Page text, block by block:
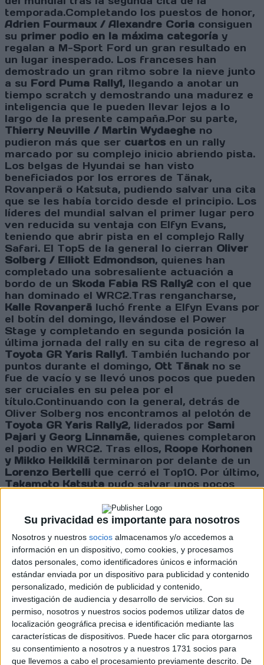
Su privacidad es importante para nosotros
Nosotros y nuestros socios almacenamos y/o accedemos a
información en un dispositivo, como cookies, y procesamos
datos personales, como identificadores únicos e información
estándar enviada por un dispositivo para publicidad y contenido
personalizado, medición de publicidad y contenido,
investigación de audiencia y desarrollo de servicios. Con su
permiso, nosotros y nuestros socios podemos utilizar datos de
localización geográfica precisa e identificación mediante las
características de dispositivos. Puede hacer clic para otorgarnos
su consentimiento a nosotros y a nuestros 1731 socios para
que llevemos a cabo el procesamiento previamente descrito. De
temporada.Completando los puestos de honor,
Adrien Fourmaux / Alexandre Coria consiguen
su primer podio en la máxima categoría y
regalan a M-Sport Ford un gran resultado en
un lugar inesperado. Los franceses han
demostrado un gran ritmo sobre la nieve junto
a su Ford Puma Rally1, llegando a anotar un
tiempo scratch y demostrando una madurez e
inteligencia que le pueden llevar lejos a lo
largo de la presente campaña.Por su parte,
Thierry Neuville / Martin Wydaeghe no
pudieron más que ser cuartos en un rally
marcado por su complejo inicio abriendo pista.
Los belgas de Hyundai se han visto
beneficiados por los errores de Tänak,
Rovanperä o Katsuta, pudiendo salvar una cita
que se les había torcido desde el principio. Los
líderes del mundial salvan el primer lugar pero
ven reducida su ventaja con Elfyn Evans,
teniendo que abrir pista en el complejo Rally
Safari. El Top5 de la general lo cierran Oliver
Solberg / Elliott Edmondson, quienes han
completado una sobresaliente actuación a
bordo de un Skoda Fabia RS Rally2 con el que
han dominado el WRC2.Tras rengancharse,
Kalle Rovanperä luchó frente a Elfyn Evans por
el botín del domingo, llevándose el Power
Stage y completando en segunda posición la
última jornada del rally en su cita de regreso al
Toyota GR Yaris Rally1. También luchando por
puntos durante el domingo, Ott Tänak no se
fue de vacío y se llevó unos pocos que pueden
ser cruciales en su pelea por el
título.Continuando con la general, detrás de
Oliver Solberg nos encontramos al pelotón de
Toyota GR Yaris Rally2, liderados por Sami
Pajari y Georg Linnamäe, quienes completaron
el podio en WRC2. Tras ellos, Roope Korhonen
y Mikko Heikkilä terminaron por delante de un
Lorenzo Bertelli que cerró el Top10. Por último,
Takamoto Katsutapudo salvar unos pocos
Clasificación Final Rally de Suecia:
Esapekka Lappi / Janne Ferm (18+1pts)2- Elfyn
Evans / Scott Martin +29,6seg (13+7+4pts)
Adrien Fourmaux / Alexandre Coria +47,9seg
(15+3pts)4- Thierry Neuville / Martin Wydaeghe
+1:46,3 (11+5+3pts)5- Oliver Solberg / Aaron
Johnston +5:04,2 (8pts)6- Sami Pajari / Enni
Mälkönen +6:23,9 (6pts)7-Georg Linnamäe /
James Morgan +6:26,4 (4pts)8-Roope
Korhonen / Anssi Viinikka +6:48,1 (5pts)9-
Mikko Heikkilä / Kristian Temonen +7:25,7
(2pts)10- Lorenzo Bertelli / Simone Scattollin
+7:37,7... 25- Gregoire Munster / Louis Louka
23:16,140- Kalle Rovanperä / Jonne Halttunen